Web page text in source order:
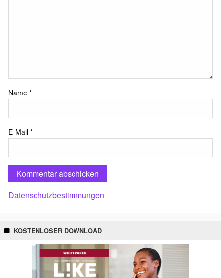
Name *
E-Mail *
Datenschutzbestimmungen
KOSTENLOSER DOWNLOAD